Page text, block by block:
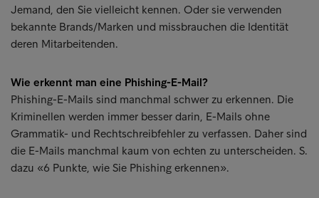
Jemand, den Sie vielleicht kennen. Oder sie verwenden
bekannte Brands/Marken und missbrauchen die Identität
deren Mitarbeitenden.
Wie erkennt man eine Phishing-E-Mail?
Phishing-E-Mails sind manchmal schwer zu erkennen. Die
Kriminellen werden immer besser darin, E-Mails ohne
Grammatik- und Rechtschreibfehler zu verfassen. Daher sind
die E-Mails manchmal kaum von echten zu unterscheiden. S.
dazu «6 Punkte, wie Sie Phishing erkennen».